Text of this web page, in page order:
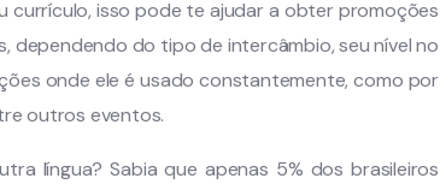
currículo, isso pode te ajudar a obter promoções
dependendo do tipo de intercâmbio, seu nível no
onde ele é usado constantemente, como por
outros eventos.
língua? Sabia que apenas 5% dos brasileiros